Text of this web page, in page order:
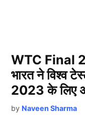
WTC Final
भारत ने विश्व
2023 के लिए
by Naveen Sharma